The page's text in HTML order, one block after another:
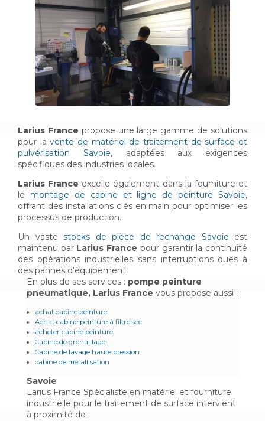
Larius France propose une large gamme de solutions
pour lavente de matériel de traitement de surface et
pulvérisation Savoie, adaptées aux exigences
spécifiques des industries locales.
Larius France excelle également dans la fourniture et
le montage de cabine et ligne de peinture Savoie,
offrant des installations clés en main pour optimiser les
processus de production.
Un vaste stocks de pièce de rechange Savoie est
maintenu par Larius France pour garantir la continuité
des opérations industrielles sans interruptions dues à
des pannes d'équipement.
En plus de ses services : pompe peinture
pneumatique, Larius France vous propose aussi :
achat cabine peinture
Achat cabine peinture à filtre sec
acheter cabine peinture
Cabine de grenaillage
Cabine de lavage haute pression
cabine de métallisation
Savoie
Larius France Spécialiste en matériel et fourniture
industrielle pour le traitement de surface intervient
à proximité de :